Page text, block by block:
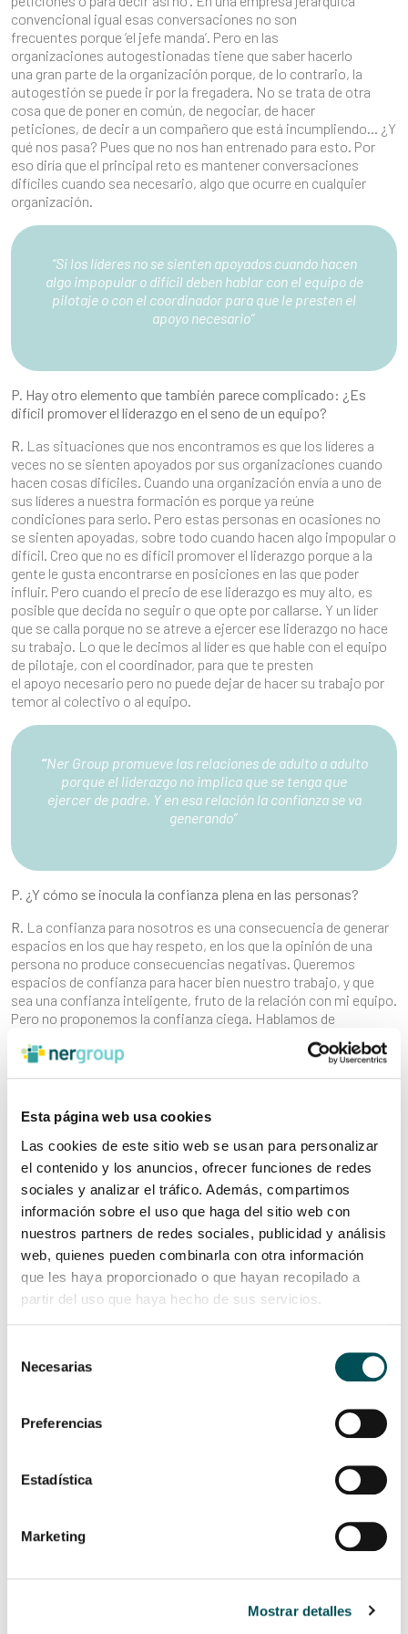
Esta página web usa cookies
Las cookies de este sitio web se usan para personalizar
el contenido y los anuncios, ofrecer funciones de redes
sociales y analizar el tráfico. Además, compartimos
información sobre el uso que haga del sitio web con
nuestros partners de redes sociales, publicidad y análisis
web, quienes pueden combinarla con otra información
que les haya proporcionado o que hayan recopilado a
partir del uso que haya hecho de sus servicios.
Necesarias
Preferencias
Estadística
Marketing
Mostrar detalles
convencional igual esas conversaciones no son
frecuentes porque ‘el jefe manda’. Pero en las
organizaciones autogestionadas tiene que saber hacerlo
una gran parte de la organización porque, de lo contrario, la
autogestión se puede ir por la fregadera. No se trata de otra
cosa que de poner en común, de negociar, de hacer
peticiones, de decir a un compañero que está incumpliendo… ¿Y
qué nos pasa? Pues que no nos han entrenado para esto. Por
eso diría que el principal reto es mantener conversaciones
difíciles cuando sea necesario, algo que ocurre en cualquier
organización.
“Si los líderes no se sienten apoyados cuando hacen
algo impopular o difícil deben hablar con el equipo de
pilotaje o con el coordinador para que le presten el
apoyo necesario”
P. Hay otro elemento que también parece complicado: ¿Es
difícil promover el liderazgo en el seno de un equipo?
R. Las situaciones que nos encontramos es que los líderes a
veces no se sienten apoyados por sus organizaciones cuando
hacen cosas difíciles. Cuando una organización envía a uno de
sus líderes a nuestra formación es porque ya reúne
condiciones para serlo. Pero estas personas en ocasiones no
se sienten apoyadas, sobre todo cuando hacen algo impopular o
difícil. Creo que no es difícil promover el liderazgo porque a la
gente le gusta encontrarse en posiciones en las que poder
influir. Pero cuando el precio de ese liderazgo es muy alto, es
posible que decida no seguir o que opte por callarse. Y un líder
que se calla porque no se atreve a ejercer ese liderazgo no hace
su trabajo. Lo que le decimos al líder es que hable con el equipo
de pilotaje, con el coordinador, para que te presten
el apoyo necesario pero no puede dejar de hacer su trabajo por
temor al colectivo o al equipo.
“Ner Group promueve las relaciones de adulto a adulto
porque el liderazgo no implica que se tenga que
ejercer de padre. Y en esa relación la confianza se va
generando”
P. ¿Y cómo se inocula la confianza plena en las personas?
R. La confianza para nosotros es una consecuencia de generar
espacios en los que hay respeto, en los que la opinión de una
persona no produce consecuencias negativas. Queremos
espacios de confianza para hacer bien nuestro trabajo, y que
sea una confianza inteligente, fruto de la relación con mi equipo.
Pero no proponemos la confianza ciega. Hablamos de
consecuencia de lo que has cultivado. Por
que esa persona tenga que ejercer de padre o madre de nadie. Y
en una relación de adulto a adulto la confianza se va generando.
“La autogestión necesita estructura, es decir, un orden
en el que se define que cada persona tiene una
posición, unas tareas y unas funciones, pero no
contexto tradicionalmente marcado por las estructuras